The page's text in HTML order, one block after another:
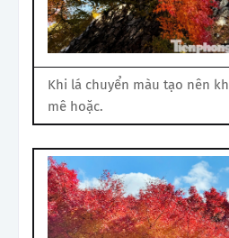
Khi lá chuyển màu tạo nên
mê hoặc.